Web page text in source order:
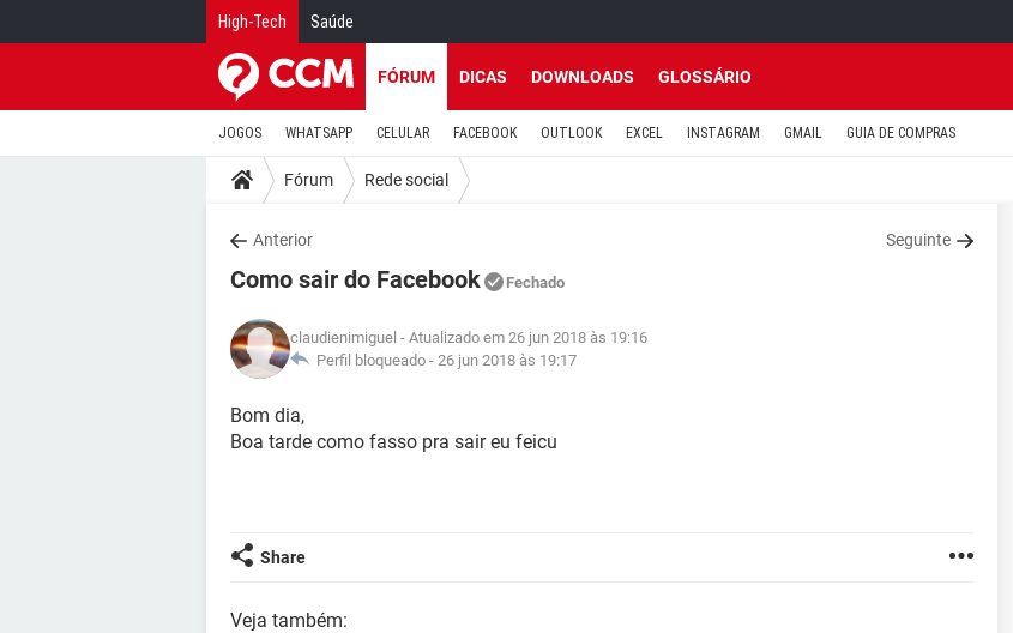
High-Tech Saúde
FÓRUM DICAS DOWNLOADS GLOSSÁRIO
JOGOS WHATSAPP CELULAR FACEBOOK OUTLOOK EXCEL INSTAGRAM GMAIL GUIA DE COMPRAS
Fórum Rede social
Anterior Seguinte
Como sair do Facebook Fechado
claudienimiguel - Atualizado em 26 jun 2018 às 19:16
Perfil bloqueado - 26 jun 2018 às 19:17
Bom dia,
Boa tarde como fasso pra sair eu feicu
Share
Veja também: